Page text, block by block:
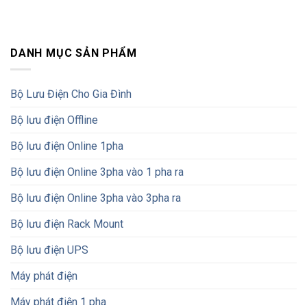
DANH MỤC SẢN PHẨM
Bộ Lưu Điện Cho Gia Đình
Bộ lưu điện Offline
Bộ lưu điện Online 1pha
Bộ lưu điện Online 3pha vào 1 pha ra
Bộ lưu điện Online 3pha vào 3pha ra
Bộ lưu điện Rack Mount
Bộ lưu điện UPS
Máy phát điện
Máy phát điện 1 pha